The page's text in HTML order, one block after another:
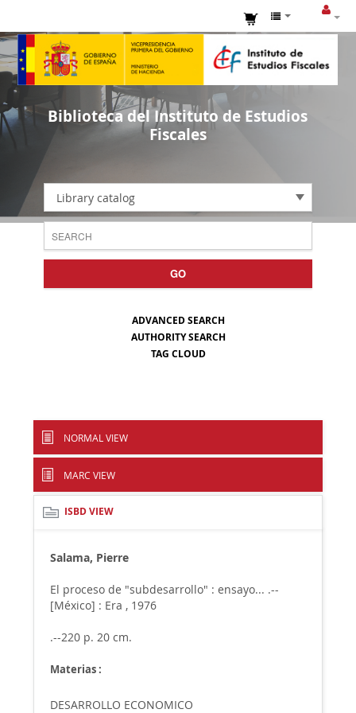
Biblioteca del Instituto de Estudios
Fiscales
Library catalog
GO
ADVANCED SEARCH
AUTHORITY SEARCH
TAG CLOUD
NORMAL VIEW
MARC VIEW
ISBD VIEW
Salama, Pierre
El proceso de "subdesarrollo" : ensayo... .--
[México] : Era , 1976
.--220 p. 20 cm.
Materias :
DESARROLLO ECONOMICO